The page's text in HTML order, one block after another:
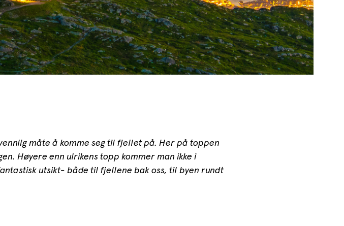
måte å komme seg til fjellet på. Her på toppen
Høyere enn ulrikens topp kommer man ikke i
utsikt- både til fjellene bak oss, til byen rundt